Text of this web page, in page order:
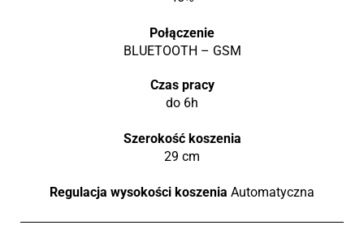
Połączenie
BLUETOOTH – GSM
Czas pracy
do 6h
Szerokość koszenia
29 cm
Regulacja wysokości koszenia Automatyczna